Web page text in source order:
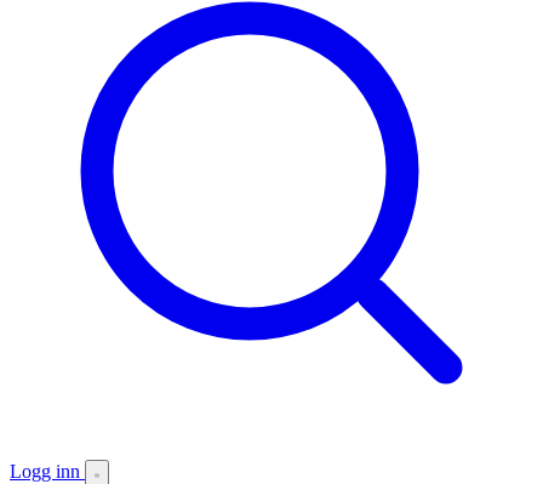
Logg inn